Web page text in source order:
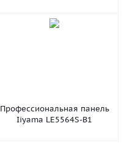
Профессиональная панель
Iiyama LE5564S-B1